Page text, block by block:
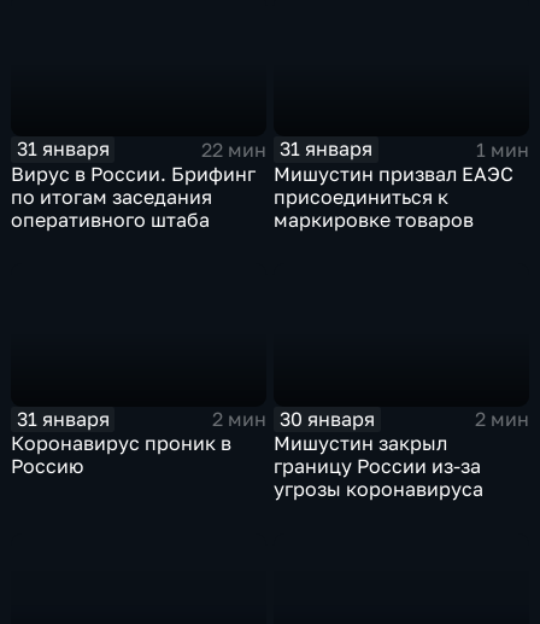
31 января
22 мин
Вирус в России. Брифинг
по итогам заседания
оперативного штаба
31 января
1 мин
Мишустин призвал ЕАЭС
присоединиться к
маркировке товаров
31 января
2 мин
Коронавирус проник в
Россию
30 января
2 мин
Мишустин закрыл
границу России из-за
угрозы коронавируса